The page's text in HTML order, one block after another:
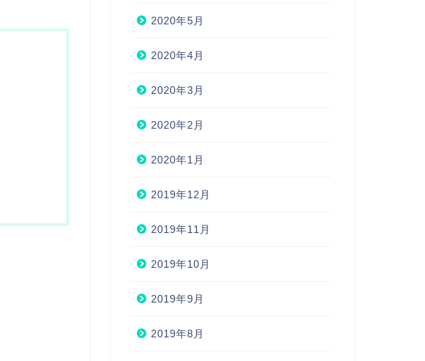
2020年5月
2020年4月
2020年3月
2020年2月
2020年1月
2019年12月
2019年11月
2019年10月
2019年9月
2019年8月